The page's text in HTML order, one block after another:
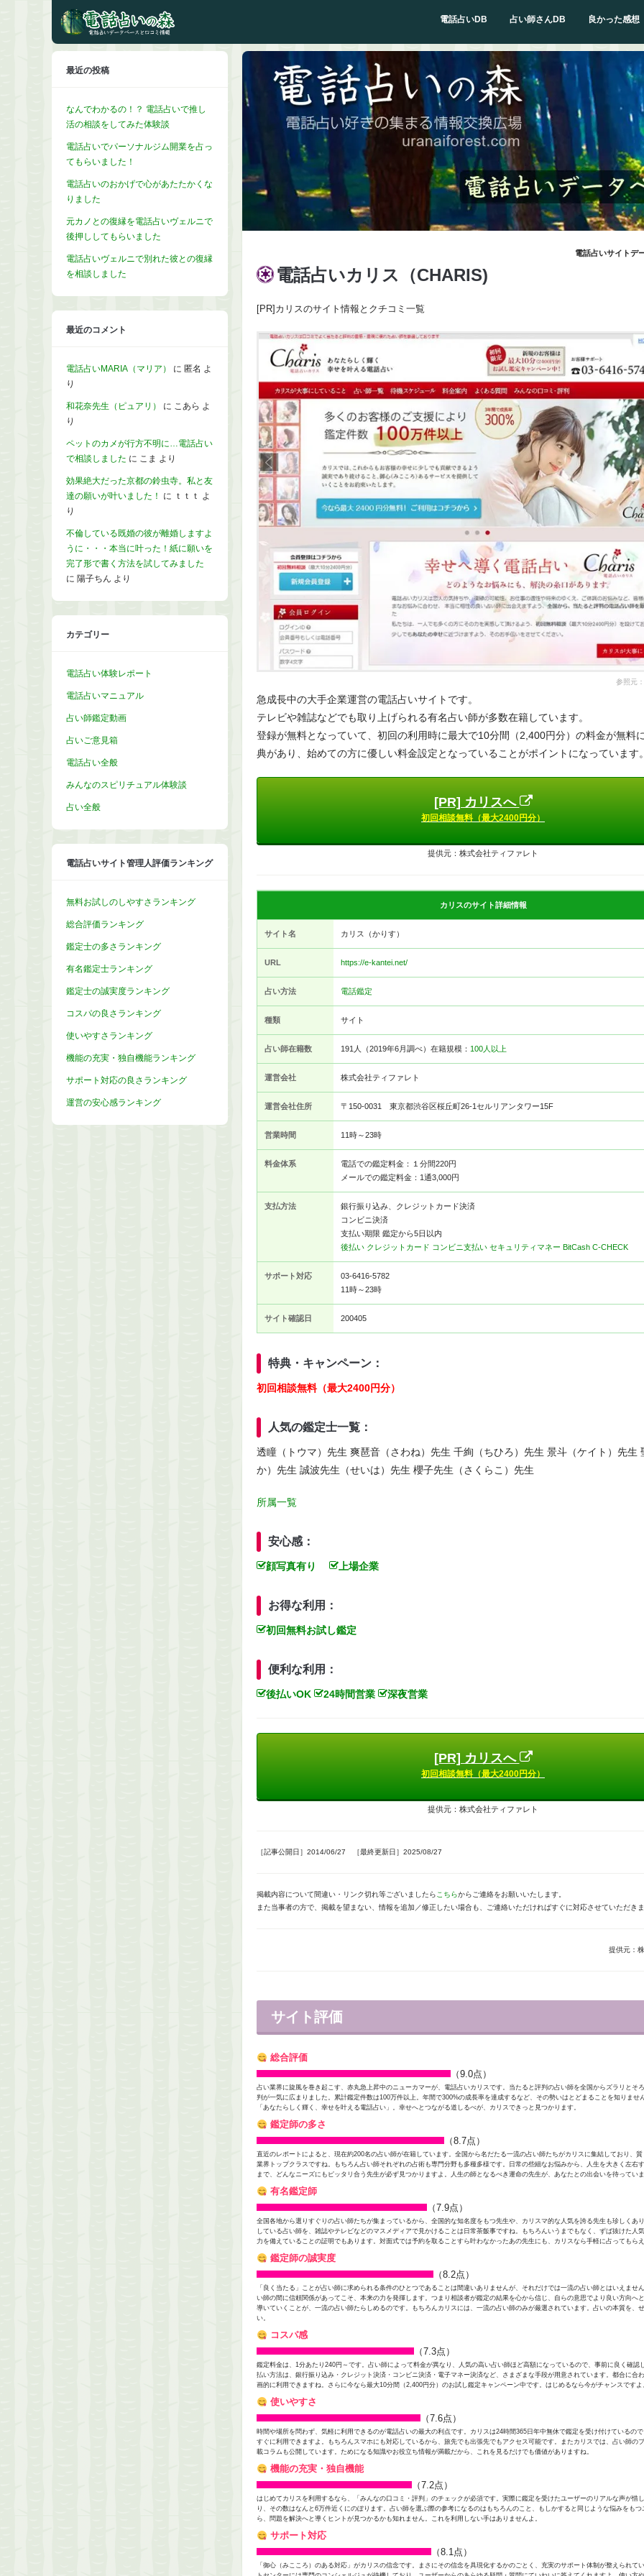
電話占いDB 占い師さんDB 良かった感想
電話占いサイトデ
電話占いカリス（CHARIS)
[PR]カリスのサイト情報とクチコミ一覧
参照元
急成長中の大手企業運営の電話占いサイトです。
テレビや雑誌などでも取り上げられる有名占い師が多数在籍しています。
登録が無料となっていて、初回の利用時に最大で10分間（2,400円分）の料金が無料
典があり、始めての方に優しい料金設定となっていることがポイントになっています
[PR] カリスへ
初回相談無料（最大2400円分）
提供元：株式会社ティファレト
カリスのサイト詳細情報
サイト名 カリス（かりす）
URL https://e-kantei.net/
占い方法 電話鑑定
種類 サイト
占い師在籍数 191人（2019年6月調べ）在籍規模： 100人以上
運営会社 株式会社ティファレト
運営会社住所 〒150-0031 東京都渋谷区桜丘町26-1セルリアンタワー15F
営業時間 11時～23時
料金体系
電話での鑑定料金：１分間220円
メールでの鑑定料金：1通3,000円
支払方法
銀行振り込み、クレジットカード決済
コンビニ決済
支払い期限 鑑定から5日以内
後払い クレジットカード コンビニ支払い セキュリティマネー BitCash C-CHECK
サポート対応
03-6416-5782
11時～23時
サイト確認日 200405
特典・キャンペーン：
初回相談無料（最大2400円分）
人気の鑑定士一覧：
透瞳（トウマ）先生 爽琶音（さわね）先生 千絢（ちひろ）先生 景斗（ケイト）先生
か）先生 誠波先生（せいは）先生 櫻子先生（さくらこ）先生
所属一覧
安心感：
顔写真有り 上場企業
お得な利用：
初回無料お試し鑑定
便利な利用：
後払いOK 24時間営業 深夜営業
[PR] カリスへ
初回相談無料（最大2400円分）
提供元：株式会社ティファレト
［記事公開日］2014/06/27 ［最終更新日］2025/08/27
掲載内容について間違い・リンク切れ等ございましたらこちらからご連絡をお願いいたします。
また当事者の方で、掲載を望まない、情報を追加／修正したい場合も、ご連絡いただければすぐに対応させていただき
提供元：
サイト評価
総合評価
（9.0点）
占い業界に旋風を巻き起こす、赤丸急上昇中のニューカマーが、電話占いカリスです。当たると評判の占い師を全国からズラリとそ
判が一気に広まりました。累計鑑定件数は100万件以上。年間で300%の成長率を達成するなど、その勢いはとどまることを知りませ
「あなたらしく輝く、幸せを叶える電話占い」。幸せへとつながる道しるべが、カリスできっと見つかります。
鑑定師の多さ
（8.7点）
直近のレポートによると、現在約200名の占い師が在籍しています。全国から名だたる一流の占い師たちがカリスに集結しており、
業界トップクラスですね。もちろん占い師それぞれの占術も専門分野も多種多様です。日常の些細なお悩みから、人生を大きく左右
まで、どんなニーズにもピッタリ合う先生が必ず見つかりますよ。人生の師となるべき運命の先生が、あなたとの出会いを待ってい
有名鑑定師
（7.9点）
全国各地から選りすぐりの占い師たちが集まっているから、全国的な知名度をもつ先生や、カリスマ的な人気を誇る先生も珍しくあ
している占い師を、雑誌やテレビなどのマスメディアで見かけることは日常茶飯事ですね。もちろんいうまでもなく、ずば抜けた人
力を備えていることの証明でもあります。対面式では予約を取ることすら叶わなかったあの先生にも、カリスなら手軽に占ってもら
鑑定師の誠実度
（8.2点）
「良く当たる」ことが占い師に求められる条件のひとつであることは間違いありませんが、それだけでは一流の占い師とはいえませ
い師の間に信頼関係があってこそ、本来の力を発揮します。つまり相談者が鑑定の結果を心から信じ、自らの意思でより良い方向へ
導いていくことが、一流の占い師たらしめるのです。もちろんカリスには、一流の占い師のみが厳選されています。占いの本質を、
い。
コスパ感
（7.3点）
鑑定料金は、1分あたり240円～です。占い師によって料金が異なり、人気の高い占い師ほど高額になっているので、事前に良く確認
払い方法は、銀行振り込み・クレジット決済・コンビニ決済・電子マネー決済など、さまざまな手段が用意されています。都合に合
画的に利用できますね。さらに今なら最大10分間（2,400円分）のお試し鑑定キャンペーン中です。はじめるなら今がチャンスですよ
使いやすさ
（7.6点）
時間や場所を問わず、気軽に利用できるのが電話占いの最大の利点です。カリスは24時間365日年中無休で鑑定を受け付けているの
すぐに利用できますよ。もちろんスマホにも対応しているから、旅先でも出張先でもアクセス可能です。またカリスでは、占い師の
載コラムも公開しています。ためになる知識やお役立ち情報が満載だから、これを見るだけでも価値がありますね。
機能の充実・独自機能
（7.2点）
はじめてカリスを利用するなら、「みんなの口コミ・評判」のチェックが必須です。実際に鑑定を受けたユーザーのリアルな声が惜
り、その数はなんと6万件近くにのぼります。占い師を選ぶ際の参考になるのはもちろんのこと、もしかすると同じような悩みをも
ら、問題を解決へと導くヒントが見つかるかも知れません。これを利用しない手はありませんよ。
サポート対応
（8.1点）
「御心（みこころ）のある対応」がカリスの信念です。まさにその信念を具現化するかのごとく、充実のサポート体制が整えられて
最近の投稿
なんでわかるの！？ 電話占いで推し
活の相談をしてみた体験談
電話占いでパーソナルジム開業を占っ
てもらいました！
電話占いのおかげで心があたたかくな
りました
元カノとの復縁を電話占いヴェルニで
後押ししてもらいました
電話占いヴェルニで別れた彼との復縁
を相談しました
最近のコメント
電話占いMARIA（マリア） に 匿名 よ
り
和花奈先生（ピュアリ） に こあら よ
り
ペットのカメが行方不明に…電話占い
で相談しました に こま より
効果絶大だった京都の鈴虫寺。私と友
達の願いが叶いました！
に ｔｔｔ よ
り
不倫している既婚の彼が離婚しますよ
うに・・・本当に叶った！紙に願いを
完了形で書く方法を試してみました
に 陽子ちん より
カテゴリー
電話占い体験レポート
電話占いマニュアル
占い師鑑定動画
占いご意見箱
電話占い全般
みんなのスピリチュアル体験談
占い全般
電話占いサイト管理人評価ランキング
無料お試しのしやすさランキング
総合評価ランキング
鑑定士の多さランキング
有名鑑定士ランキング
鑑定士の誠実度ランキング
コスパの良さランキング
使いやすさランキング
機能の充実・独自機能ランキング
サポート対応の良さランキング
運営の安心感ランキング